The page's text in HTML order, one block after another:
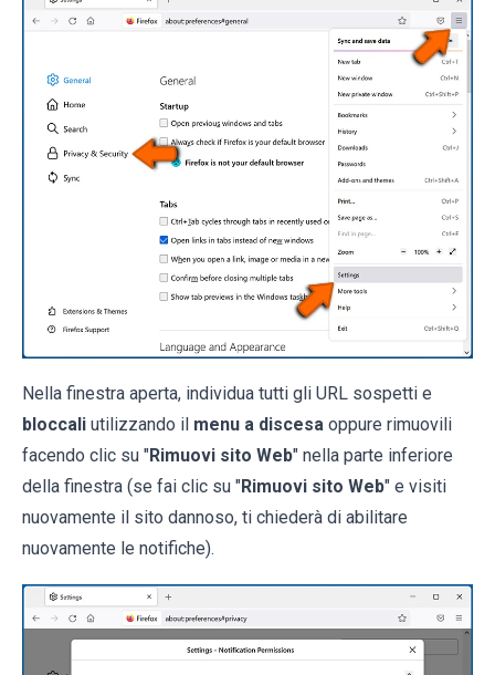
Nella finestra aperta, individua tutti gli URL sospetti e
bloccali utilizzando il menu a discesa oppure rimuovili
facendo clic su "Rimuovi sito Web" nella parte inferiore
della finestra (se fai clic su "Rimuovi sito Web" e visiti
nuovamente il sito dannoso, ti chiederà di abilitare
nuovamente le notifiche).